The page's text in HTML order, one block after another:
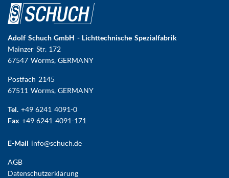
Adolf Schuch GmbH - Lichttechnische Spezialfabrik
Mainzer Str. 172
67547 Worms, GERMANY
Postfach 2145
67511 Worms, GERMANY
Tel. +49 6241 4091-0
Fax +49 6241 4091-171
E-Mail info@schuch.de
FUSSBEREICHSMENÜ
AGB
Datenschutzerklärung